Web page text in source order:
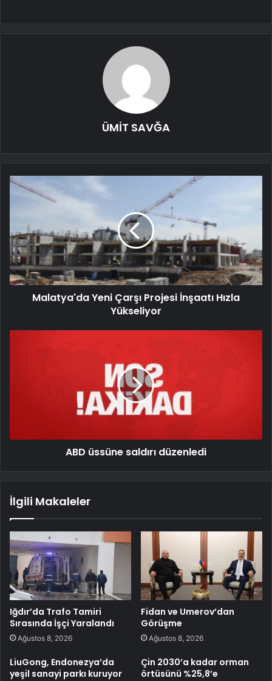
ÜMİT SAVĞA
Malatya'da Yeni Çarşı Projesi İnşaatı Hızla
Yükseliyor
ABD üssüne saldırı düzenledi
İlgili Makaleler
Iğdır’da Trafo Tamiri
Sırasında İşçi Yaralandı
Ağustos 8, 2026
Fidan ve Umerov’dan
Görüşme
Ağustos 8, 2026
LiuGong, Endonezya’da
yeşil sanayi parkı kuruyor
Çin 2030’a kadar orman
örtüsünü %25,8’e